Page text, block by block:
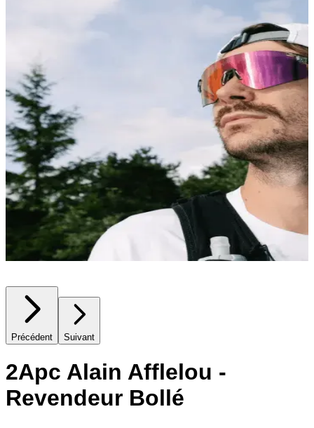
Précédent Suivant
2Apc Alain Afflelou -
Revendeur Bollé